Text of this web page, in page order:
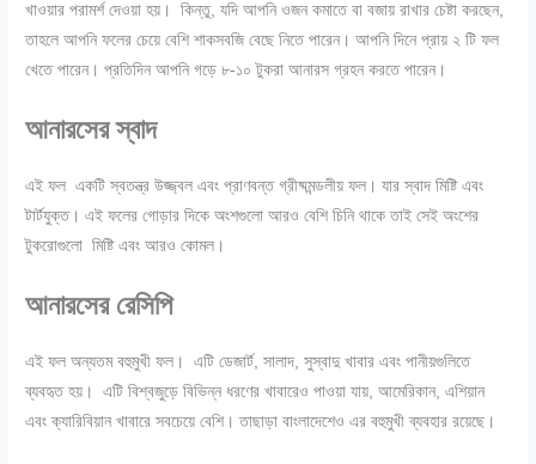
খাওয়ার পরামর্শ দেওয়া হয়। কিন্তু, যদি আপনি ওজন কমাতে বা বজায় রাখার চেষ্টা করছেন,
তাহলে আপনি ফলের চেয়ে বেশি শাকসবজি বেছে নিতে পারেন। আপনি দিনে প্রায় ২ টি ফল
খেতে পারেন। প্রতিদিন আপনি গড়ে ৮-১০ টুকরা আনারস গ্রহন করতে পারেন।
আনারসের স্বাদ
এই ফল একটি স্বতন্ত্র উজ্জ্বল এবং প্রাণবন্ত গ্রীষ্মমন্ডলীয় ফল। যার স্বাদ মিষ্টি এবং
টার্টযুক্ত। এই ফলের গোড়ার দিকে অংশগুলো আরও বেশি চিনি থাকে তাই সেই অংশের
টুকরোগুলো মিষ্টি এবং আরও কোমল।
আনারসের রেসিপি
এই ফল অন্যতম বহুমুখী ফল। এটি ডেজার্ট, সালাদ, সুস্বাদু খাবার এবং পানীয়গুলিতে
ব্যবহৃত হয়। এটি বিশ্বজুড়ে বিভিন্ন ধরণের খাবারেও পাওয়া যায়, আমেরিকান, এশিয়ান
এবং ক্যারিবিয়ান খাবারে সবচেয়ে বেশি। তাছাড়া বাংলাদেশেও এর বহুমুখী ব্যবহার রয়েছে।